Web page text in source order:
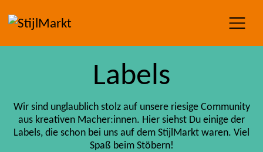
Labels
Wir sind unglaublich stolz auf unsere riesige Community
aus kreativen Macher:innen. Hier siehst Du einige der
Labels, die schon bei uns auf dem StijlMarkt waren. Viel
Spaß beim Stöbern!